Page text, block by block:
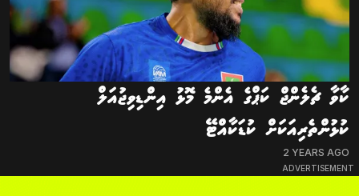
ADVERTISEMENT
ކާވާ ޗެލެންޖް ކަޕްގެ އެންމެ މޮޅު އިންޑިވިޖުއަލް
ކުޅުންތެރިއަކަށް ކުޑަކާއްޓޭ
2 YEARS AGO